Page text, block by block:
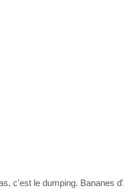
c'est le dumping. Bananes